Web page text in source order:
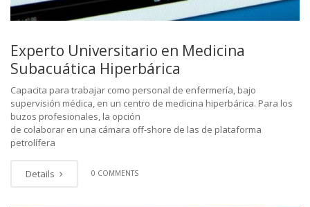
Experto Universitario en Medicina
Subacuática Hiperbárica
Capacita para trabajar como personal de enfermería, bajo
supervisión médica, en un centro de medicina hiperbárica. Para los
buzos profesionales, la opción
de colaborar en una cámara off-shore de las de plataforma
petrolífera
Details 0 COMMENTS